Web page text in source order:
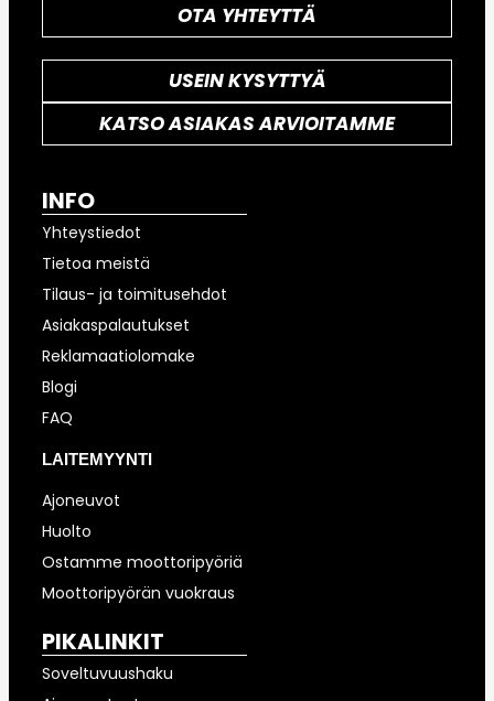
OTA YHTEYTTÄ
USEIN KYSYTTYÄ
KATSO ASIAKAS ARVIOITAMME
INFO
Yhteystiedot
Tietoa meistä
Tilaus- ja toimitusehdot
Asiakaspalautukset
Reklamaatiolomake
Blogi
FAQ
LAITEMYYNTI
Ajoneuvot
Huolto
Ostamme moottoripyöriä
Moottoripyörän vuokraus
PIKALINKIT
Soveltuvuushaku